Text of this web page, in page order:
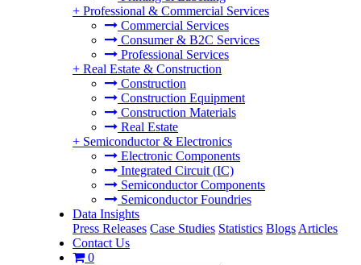
+ Professional & Commercial Services
Commercial Services
Consumer & B2C Services
Professional Services
+ Real Estate & Construction
Construction
Construction Equipment
Construction Materials
Real Estate
+ Semiconductor & Electronics
Electronic Components
Integrated Circuit (IC)
Semiconductor Components
Semiconductor Foundries
Data Insights
Press Releases Case Studies Statistics Blogs Articles
Contact Us
0